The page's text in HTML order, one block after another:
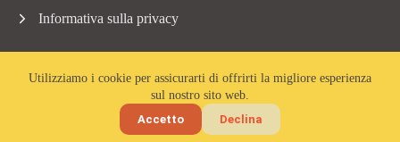
Utilizziamo i cookie per assicurarti di offrirti la migliore esperienza
sul nostro sito web.
Accetto
Declina
Informativa sulla privacy
Copyright © 2023 Aungwinter tutti i diritti riservati.